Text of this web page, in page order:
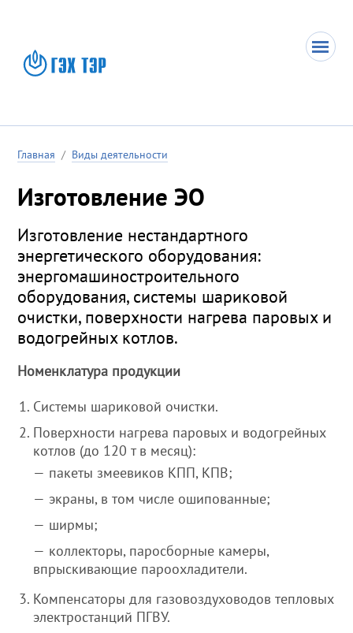
Главная / Виды деятельности
Изготовление ЭО
Изготовление нестандартного
энергетического оборудования:
энергомашиностроительного
оборудования, системы шариковой
очистки, поверхности нагрева паровых и
водогрейных котлов.
Номенклатура продукции
Системы шариковой очистки.
Поверхности нагрева паровых и водогрейных
котлов (до 120 т в месяц):
пакеты змеевиков КПП, КПВ;
экраны, в том числе ошипованные;
ширмы;
коллекторы, паросборные камеры,
впрыскивающие пароохладители.
Компенсаторы для газовоздуховодов тепловых
электростанций ПГВУ.